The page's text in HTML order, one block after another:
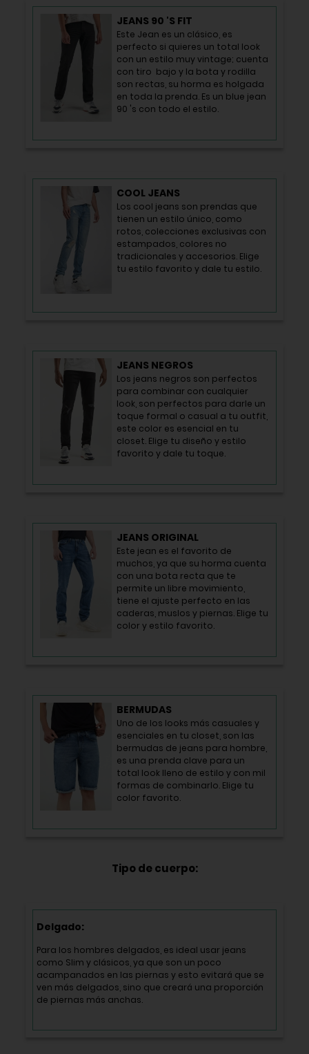
JEANS 90 'S FIT
Este Jean es un clásico, es
perfecto si quieres un total look
con un estilo muy vintage; cuenta
con tiro bajo y la bota y rodilla
son rectas, su horma es holgada
en toda la prenda. Es un blue jean
90 's con todo el estilo.
COOL JEANS
Los cool jeans son prendas que
tienen un estilo único, como
rotos, colecciones exclusivas con
estampados, colores no
tradicionales y accesorios. Elige
tu estilo favorito y dale tu estilo.
JEANS NEGROS
Los jeans negros son perfectos
para combinar con cualquier
look, son perfectos para darle un
toque formal o casual a tu outfit,
este color es esencial en tu
closet. Elige tu diseño y estilo
favorito y dale tu toque.
JEANS ORIGINAL
Este jean es el favorito de
muchos, ya que su horma cuenta
con una bota recta que te
permite un libre movimiento,
tiene el ajuste perfecto en las
caderas, muslos y piernas. Elige tu
color y estilo favorito.
BERMUDAS
Uno de los looks más casuales y
esenciales en tu closet, son las
bermudas de jeans para hombre,
es una prenda clave para un
total look lleno de estilo y con mil
formas de combinarlo. Elige tu
color favorito.
Tipo de cuerpo:
Delgado:
Para los hombres delgados, es ideal usar jeans
como Slim y clásicos, ya que son un poco
acampanados en las piernas y esto evitará que se
ven más delgados, sino que creará una proporción
de piernas más anchas.